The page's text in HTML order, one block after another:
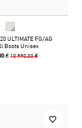
ULTIMATE FG/AG
Boots Unisex
₴ 10 990,00 ₴